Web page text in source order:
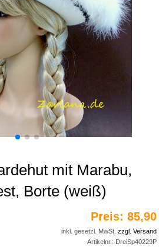
mit Marabu,
Borte (weiß)
Preis: 85,90
inkl. gesetzl. MwSt. zzgl. Versand
Artikelnr.: DreiSp40229P